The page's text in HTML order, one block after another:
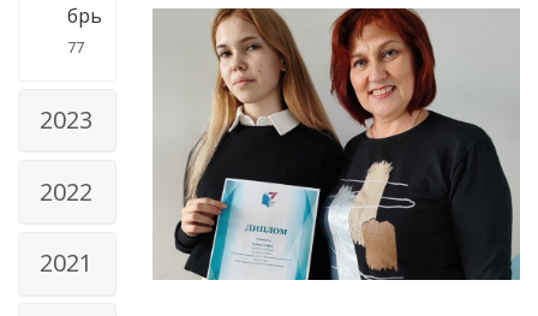
брь
77
2023
2022
2021